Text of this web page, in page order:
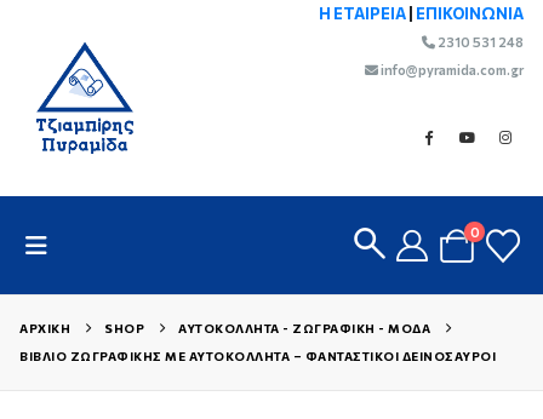
Η ΕΤΑΙΡΕΙΑ ΕΠΙΚΟΙΝΩΝΙΑ
2310 531 248
info@pyramida.com.gr
0
ΑΡΧΙΚΉ SHOP
ΑΥΤΟΚΌΛΛΗΤΑ - ΖΩΓΡΑΦΙΚΉ - ΜΌΔΑ
ΒΙΒΛΊΟ ΖΩΓΡΑΦΙΚΉΣ ΜΕ ΑΥΤΟΚΌΛΛΗΤΑ – ΦΑΝΤΑΣΤΙΚΟΊ ΔΕΙΝΌΣΑΥΡΟΙ